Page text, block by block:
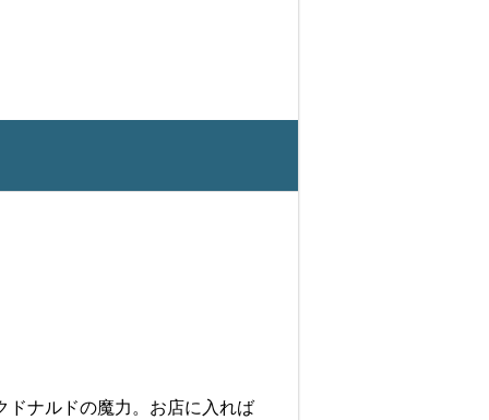
ドナルドの魔力。お店に入れば